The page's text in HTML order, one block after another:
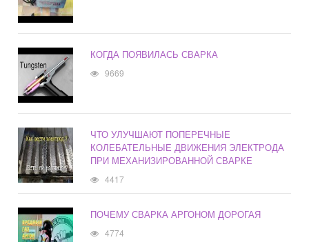
КОГДА ПОЯВИЛАСЬ СВАРКА
9669
ЧТО УЛУЧШАЮТ ПОПЕРЕЧНЫЕ
КОЛЕБАТЕЛЬНЫЕ ДВИЖЕНИЯ ЭЛЕКТРОДА
ПРИ МЕХАНИЗИРОВАННОЙ СВАРКЕ
4417
ПОЧЕМУ СВАРКА АРГОНОМ ДОРОГАЯ
4774